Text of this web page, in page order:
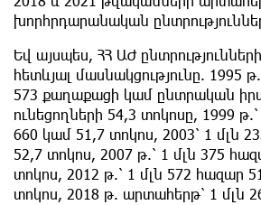
խորհրդարանական
Եվ այսպես, ՀՀ ԱԺ
հետևյալ մասնակցությունը. 1995
573 քաղաքացի կամ ընտրական
ունեցողների 54,3 տոկոսը, 1999
660 կամ 51,7 տոկոս, 2003՝ 1 մլն
52,7 տոկոս, 2007 թ.՝ 1 մլն 375
տոկոս, 2012 թ.՝ 1 մլն 572 հազար
տոկոս, 2018 թ. արտահերթ՝ 1 մլն